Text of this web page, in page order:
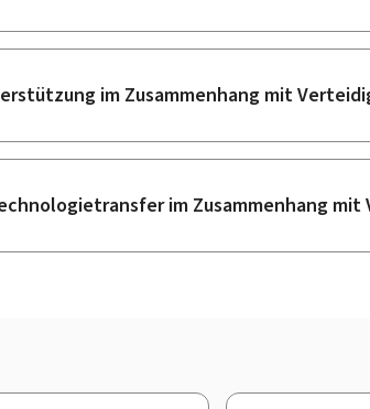
im Zusammenhang mit
im Zusammenhang